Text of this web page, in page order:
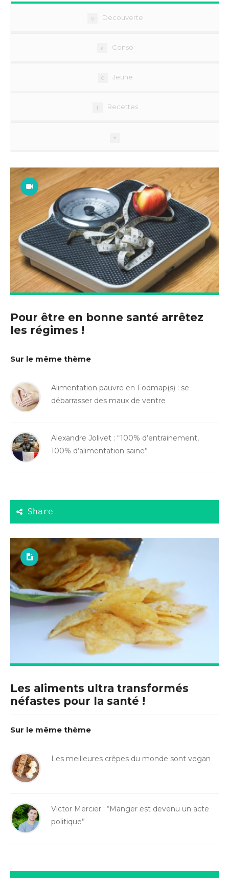
Decouverte
Conso
Jeune
Recettes
Pour être en bonne santé arrêtez
les régimes !
Sur le même thème
Alimentation pauvre en Fodmap(s) : se
débarrasser des maux de ventre
Alexandre Jolivet : “100% d’entrainement,
100% d’alimentation saine”
Les aliments ultra transformés
néfastes pour la santé !
Sur le même thème
Les meilleures crêpes du monde sont vegan
Victor Mercier : “Manger est devenu un acte
politique”